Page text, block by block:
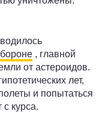
, главной
от астероидов.
лет,
и попытаться
курса.